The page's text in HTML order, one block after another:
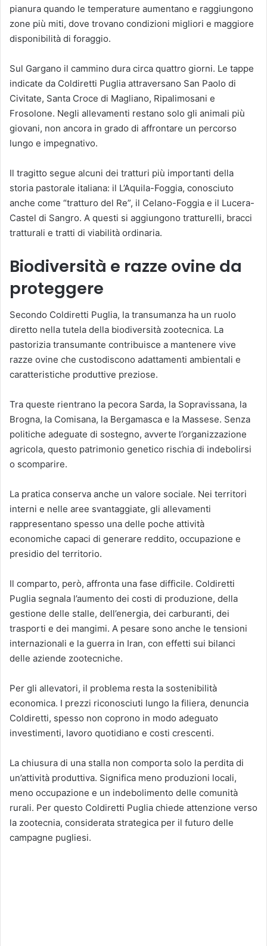
pianura quando le temperature aumentano e raggiungono
zone più miti, dove trovano condizioni migliori e maggiore
disponibilità di foraggio.
Sul Gargano il cammino dura circa quattro giorni. Le tappe
indicate da Coldiretti Puglia attraversano San Paolo di
Civitate, Santa Croce di Magliano, Ripalimosani e
Frosolone. Negli allevamenti restano solo gli animali più
giovani, non ancora in grado di affrontare un percorso
lungo e impegnativo.
Il tragitto segue alcuni dei tratturi più importanti della
storia pastorale italiana: il L’Aquila-Foggia, conosciuto
anche come “tratturo del Re”, il Celano-Foggia e il Lucera-
Castel di Sangro. A questi si aggiungono tratturelli, bracci
tratturali e tratti di viabilità ordinaria.
Biodiversità e razze ovine da
proteggere
Secondo Coldiretti Puglia, la transumanza ha un ruolo
diretto nella tutela della biodiversità zootecnica. La
pastorizia transumante contribuisce a mantenere vive
razze ovine che custodiscono adattamenti ambientali e
caratteristiche produttive preziose.
Tra queste rientrano la pecora Sarda, la Sopravissana, la
Brogna, la Comisana, la Bergamasca e la Massese. Senza
politiche adeguate di sostegno, avverte l’organizzazione
agricola, questo patrimonio genetico rischia di indebolirsi
o scomparire.
La pratica conserva anche un valore sociale. Nei territori
interni e nelle aree svantaggiate, gli allevamenti
rappresentano spesso una delle poche attività
economiche capaci di generare reddito, occupazione e
presidio del territorio.
Il comparto, però, affronta una fase difficile. Coldiretti
Puglia segnala l’aumento dei costi di produzione, della
gestione delle stalle, dell’energia, dei carburanti, dei
trasporti e dei mangimi. A pesare sono anche le tensioni
internazionali e la guerra in Iran, con effetti sui bilanci
delle aziende zootecniche.
Per gli allevatori, il problema resta la sostenibilità
economica. I prezzi riconosciuti lungo la filiera, denuncia
Coldiretti, spesso non coprono in modo adeguato
investimenti, lavoro quotidiano e costi crescenti.
La chiusura di una stalla non comporta solo la perdita di
un’attività produttiva. Significa meno produzioni locali,
meno occupazione e un indebolimento delle comunità
rurali. Per questo Coldiretti Puglia chiede attenzione verso
la zootecnia, considerata strategica per il futuro delle
campagne pugliesi.